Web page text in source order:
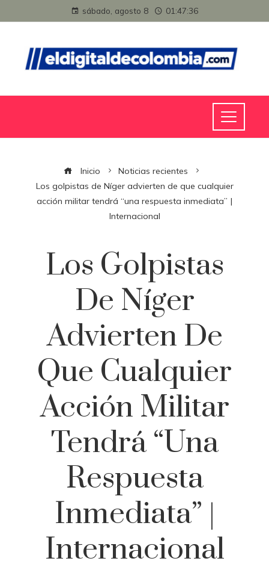
sábado, agosto 8 01:47:36
Inicio
Noticias recientes
Los golpistas de Níger advierten de que cualquier
acción militar tendrá “una respuesta inmediata” |
Internacional
Los Golpistas
De Níger
Advierten De
Que Cualquier
Acción Militar
Tendrá “una
Respuesta
Inmediata” |
Internacional